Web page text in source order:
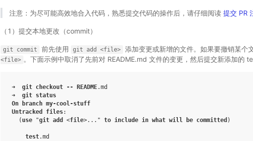
注意：为尽可能高效地合入代码，熟悉提交代码的操作后，请仔细阅读 提交 PR
（1）提交本地更改（commit）
git commit 前先使用 git add <file> 添加变更或新增的文件。如果要撤销某个
<file> 。下面示例中取消了先前对 README.md 文件的变更，然后提交新添加的
➜ git checkout -- README.md
➜ git status
On
branch my-cool-stuff
Untracked
files:
( use "git add <file>..." to include in what will be committed )
test.md